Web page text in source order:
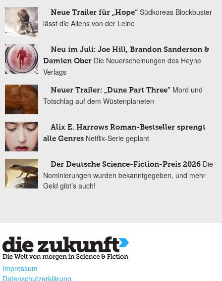
Neue Trailer für „Hope“ Südkoreas Blockbuster
lässt die Aliens von der Leine
Neu im Juli: Joe Hill, Brandon Sanderson &
Damien Ober Die Neuerscheinungen des Heyne
Verlags
Neuer Trailer: „Dune Part Three“ Mord und
Totschlag auf dem Wüstenplaneten
Alix E. Harrows Roman-Bestseller sprengt
alle Genres Netflix-Serie geplant
Der Deutsche Science-Fiction-Preis 2026 Die
Nominierungen wurden bekanntgegeben, und mehr
Geld gibt’s auch!
Impressum
Datenschutzerklärung